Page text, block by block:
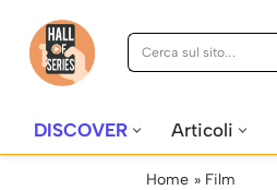
Vai
DISCOVER Articoli
Home » Film